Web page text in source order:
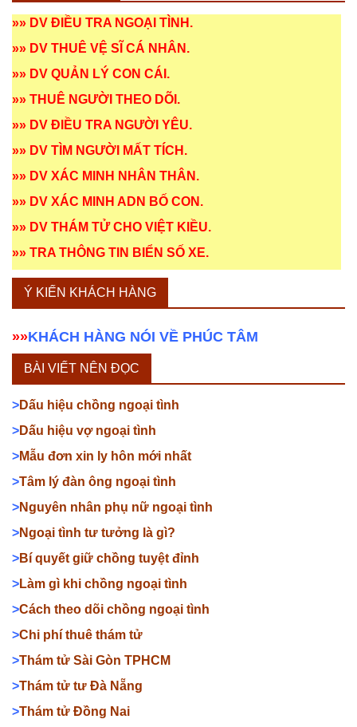
»» DV ĐIỀU TRA NGOẠI TÌNH .
»» DV THUÊ VỆ SĨ CÁ NHÂN .
»» DV QUẢN LÝ CON CÁI .
»» THUÊ NGƯỜI THEO DÕI .
»» DV ĐIỀU TRA NGƯỜI YÊU.
»» DV TÌM NGƯỜI MẤT TÍCH .
»» DV XÁC MINH NHÂN THÂN .
»» DV XÁC MINH ADN BỐ CON .
»» DV THÁM TỬ CHO VIỆT KIỀU.
»» TRA THÔNG TIN BIỂN SỐ XE.
Ý KIẾN KHÁCH HÀNG
»»KHÁCH HÀNG NÓI VỀ PHÚC TÂM
BÀI VIẾT NÊN ĐỌC
>Dấu hiệu chồng ngoại tình
>Dấu hiệu vợ ngoại tình
>Mẫu đơn xin ly hôn mới nhất
>Tâm lý đàn ông ngoại tình
>Nguyên nhân phụ nữ ngoại tình
>Ngoại tình tư tưởng là gì?
>Bí quyết giữ chồng tuyệt đỉnh
>Làm gì khi chồng ngoại tình
>Cách theo dõi chồng ngoại tình
>Chi phí thuê thám tử
>Thám tử Sài Gòn TPHCM
>Thám tử tư Đà Nẵng
>Thám tử Đồng Nai